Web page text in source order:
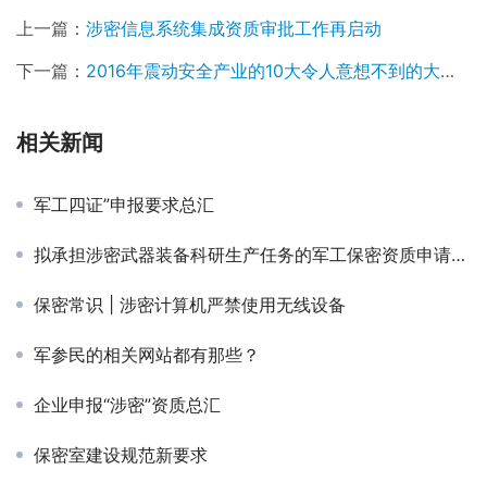
上一篇： 涉密信息系统集成资质审批工作再启动
下一篇： 2016年震动安全产业的10大令人意想不到的大事件
相关新闻
军工四证”申报要求总汇
拟承担涉密武器装备科研生产任务的军工保密资质申请单位（以下简称申请单位）应当符合下列基本条件
保密常识 | 涉密计算机严禁使用无线设备
军参民的相关网站都有那些？
企业申报“涉密”资质总汇
保密室建设规范新要求